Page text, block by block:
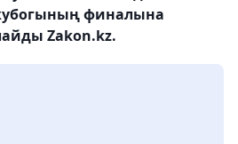
финалына
Zakon.kz.